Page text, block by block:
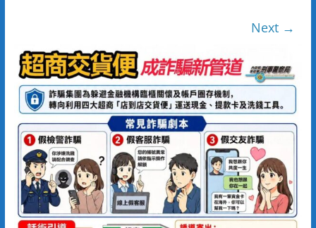
Next →